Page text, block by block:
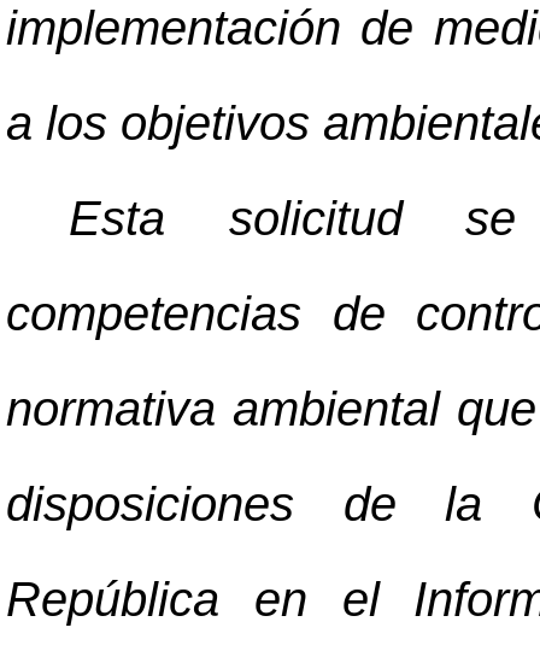
implementación de
a los objetivos
Esta solicitud
competencias de
normativa ambiental
disposiciones de la
República en el